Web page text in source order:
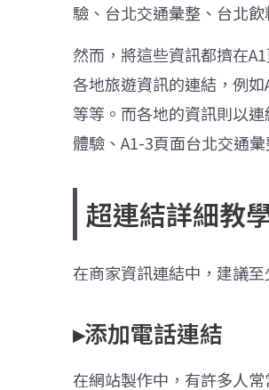
驗、台北交通彙整、台北飲
然而，將這些資訊都擠在A1
各地旅遊資訊的連結，例如
等等。 而各地的資訊則以
體驗、 A1-3頁面台北交通彙
超連結詳細教
在商家資訊連結中，建議
▸添加電話連結
在網站製作中，有許多人